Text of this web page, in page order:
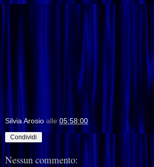
Silvia Arosio alle 05:58:00
Condividi
Nessun commento: